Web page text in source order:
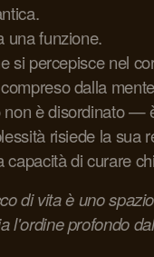
una funzione.
si percepisce nel
dalla
non è disordinato —
risiede la sua
capacità di curare
di vita è uno
l'ordine profondo